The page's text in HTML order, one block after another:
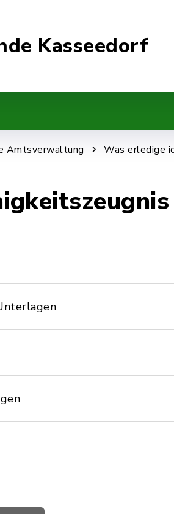
Kasseedorf
Amtsverwaltung Was erledige